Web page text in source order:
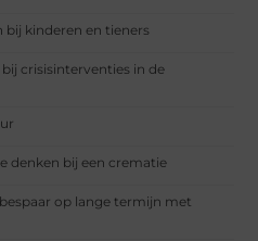
bij kinderen en tieners
crisisinterventies in de
denken bij een crematie
op lange termijn met